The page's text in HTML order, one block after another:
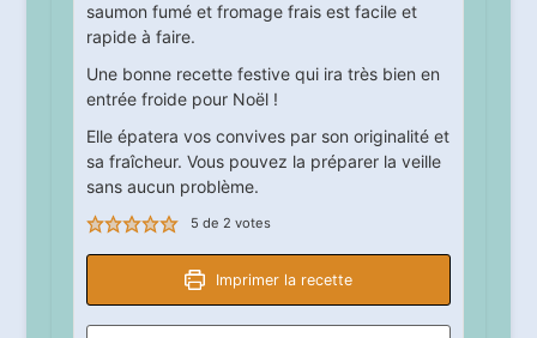
saumon fumé et fromage frais est facile et
rapide à faire.
Une bonne recette festive qui ira très bien en
entrée froide pour Noël !
Elle épatera vos convives par son originalité et
sa fraîcheur. Vous pouvez la préparer la veille
sans aucun problème.
5 de 2 votes
Imprimer la recette